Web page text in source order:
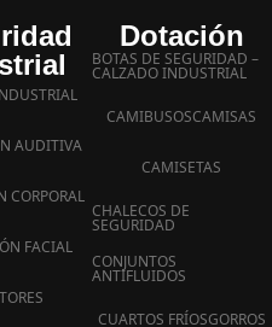
AUDITIVA
CORPORAL
FACIAL
Dotación
BOTAS DE SEGURIDAD –
CALZADO INDUSTRIAL
CAMIBUSOSCAMISAS
CAMISETAS
CHALECOS DE
SEGURIDAD
CONJUNTOS
ANTIFLUIDOS
CUARTOS FRÍOSGORROS